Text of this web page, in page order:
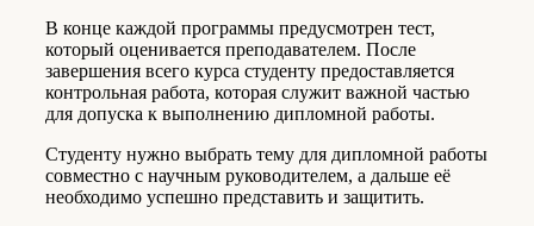
В конце каждой программы предусмотрен тест,
который оценивается преподавателем. После
завершения всего курса студенту предоставляется
контрольная работа, которая служит важной частью
для допуска к выполнению дипломной работы.
Студенту нужно выбрать тему для дипломной работы
совместно с научным руководителем, а дальше её
необходимо успешно представить и защитить.